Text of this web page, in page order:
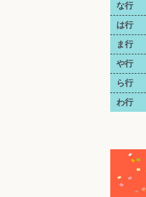
な行
は行
ま行
や行
ら行
わ行